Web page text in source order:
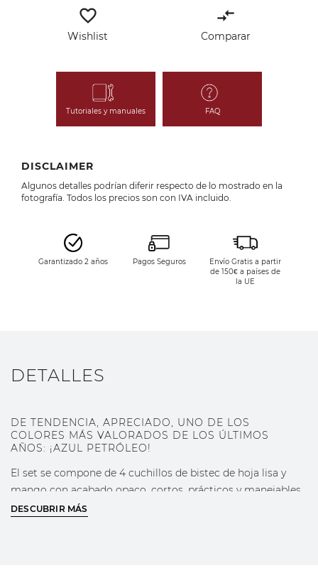
favorite_border
Wishlist
compare_arrows
Comparar
Tutoriales y manuales FAQ
DISCLAIMER
Algunos detalles podrían diferir respecto de lo mostrado en la
fotografía. Todos los precios son con IVA incluido.
Garantizado 2 años Pagos Seguros
Envío Gratis a partir
de 150€ a países de
la UE
DETALLES
DE TENDENCIA, APRECIADO, UNO DE LOS
COLORES MÁS VALORADOS DE LOS ÚLTIMOS
AÑOS: ¡AZUL PETRÓLEO!
El set se compone de 4 cuchillos de bistec de hoja lisa y
mango con acabado opaco, cortos, prácticos y manejables.
Gracias a su punta y a su afilado será posible cortar con
DESCUBRIR MÁS